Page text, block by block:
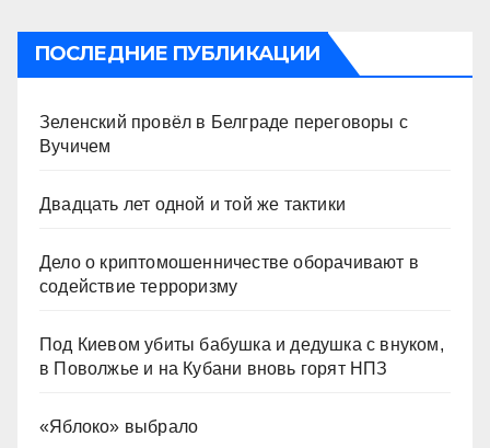
ПОСЛЕДНИЕ ПУБЛИКАЦИИ
Зеленский провёл в Белграде переговоры с
Вучичем
Двадцать лет одной и той же тактики
Дело о криптомошенничестве оборачивают в
содействие терроризму
Под Киевом убиты бабушка и дедушка с внуком,
в Поволжье и на Кубани вновь горят НПЗ
«Яблоко» выбрало